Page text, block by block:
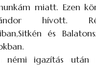
miatt. Ezen
hívott.
és
némi igazítás után